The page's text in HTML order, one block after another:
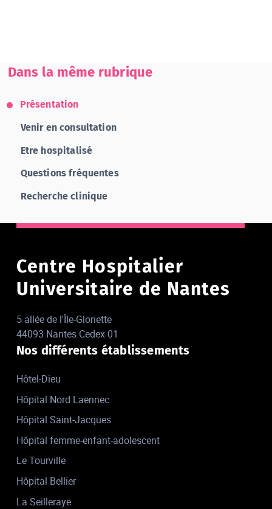
Dans la même rubrique
Présentation
Venir en consultation
Etre hospitalisé
Questions fréquentes
Recherche clinique
Centre Hospitalier
Universitaire de Nantes
5 allée de l'Île-Gloriette
44093 Nantes Cedex 01
Nos différents établissements
Hôtel-Dieu
Hôpital Nord Laennec
Hôpital Saint-Jacques
Hôpital femme-enfant-adolescent
Le Tourville
Hôpital Bellier
La Seilleraye